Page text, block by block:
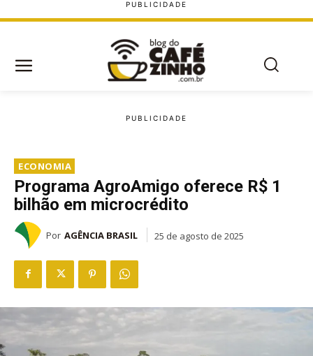
ECONOMIA
Programa AgroAmigo oferece R$ 1
bilhão em microcrédito
Por AGÊNCIA BRASIL 25 de agosto de 2025